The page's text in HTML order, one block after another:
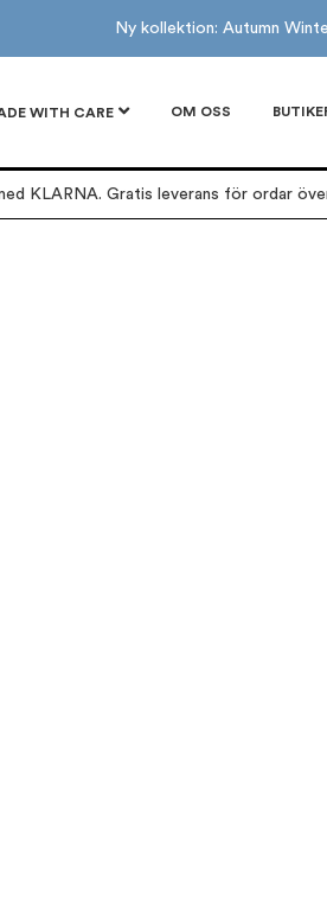
Ny kollektion: Autumn
WITH CARE OM OSS
KLARNA. Gratis leverans för ordar